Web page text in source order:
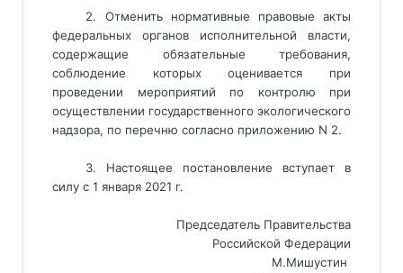
2. Отменить нормативные правовые акты
федеральных органов исполнительной власти,
содержащие обязательные требования,
соблюдение которых оценивается при
проведении мероприятий по контролю при
осуществлении государственного экологического
надзора, по перечню согласно приложению N 2.
3. Настоящее постановление вступает в
силу с 1 января 2021 г.
Председатель Правительства
Российской Федерации
М.Мишустин